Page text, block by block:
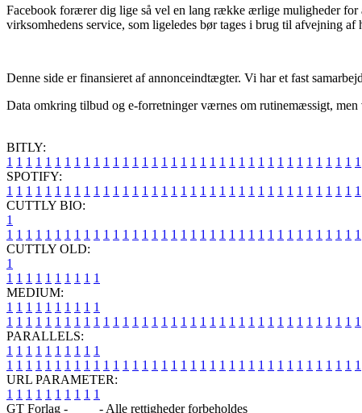
Facebook forærer dig lige så vel en lang række ærlige muligheder for
virksomhedens service, som ligeledes bør tages i brug til afvejning af
Denne side er finansieret af annonceindtægter. Vi har et fast
Data omkring tilbud og e-forretninger værnes om rutinemæssigt, men
BITLY:
1 1 1 1 1 1 1 1 1 1 1 1 1 1 1 1 1 1 1 1 1 1 1 1 1 1 1 1 1 1 1 1 1 1 1 1 1
SPOTIFY:
1 1 1 1 1 1 1 1 1 1 1 1 1 1 1 1 1 1 1 1 1 1 1 1 1 1 1 1 1 1 1 1 1 1 1 1 1
CUTTLY BIO:
1
1 1 1 1 1 1 1 1 1 1 1 1 1 1 1 1 1 1 1 1 1 1 1 1 1 1 1 1 1 1 1 1 1 1 1 1 1
CUTTLY OLD:
1
1 1 1 1 1 1 1 1 1 1
MEDIUM:
1 1 1 1 1 1 1 1 1 1
1 1 1 1 1 1 1 1 1 1 1 1 1 1 1 1 1 1 1 1 1 1 1 1 1 1 1 1 1 1 1 1 1 1 1 1 1
PARALLELS:
1 1 1 1 1 1 1 1 1 1
1 1 1 1 1 1 1 1 1 1 1 1 1 1 1 1 1 1 1 1 1 1 1 1 1 1 1 1 1 1 1 1 1 1 1 1 1
URL PARAMETER:
1 1 1 1 1 1 1 1 1 1
GT Forlag -
- Alle rettigheder forbeholdes